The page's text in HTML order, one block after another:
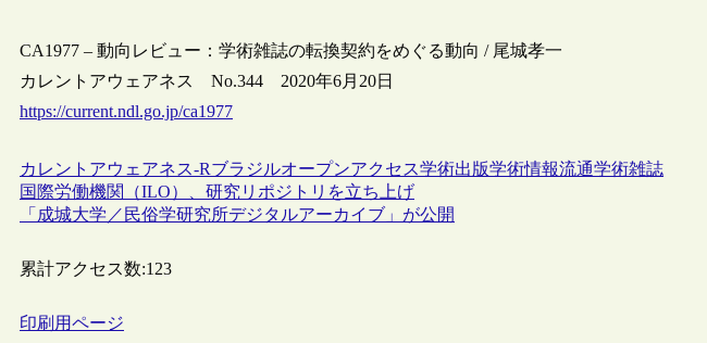
CA1977 – 動向レビュー：学術雑誌の転換契約をめぐる動向 / 尾城孝一
カレントアウェアネス No.344 2020年6月20日
https://current.ndl.go.jp/ca1977
カレントアウェアネス-Rブラジルオープンアクセス学術出版学術情報流通学術雑誌
国際労働機関（ILO）、研究リポジトリを立ち上げ
「成城大学／民俗学研究所デジタルアーカイブ」が公開
累計アクセス数:123
印刷用ページ